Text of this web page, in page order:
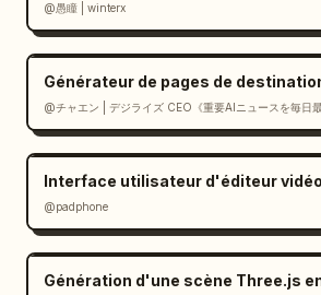
@愚瞳 | winterx
@チャエン | デジライズ CEO《重要AIニュースを毎日最
@padphone